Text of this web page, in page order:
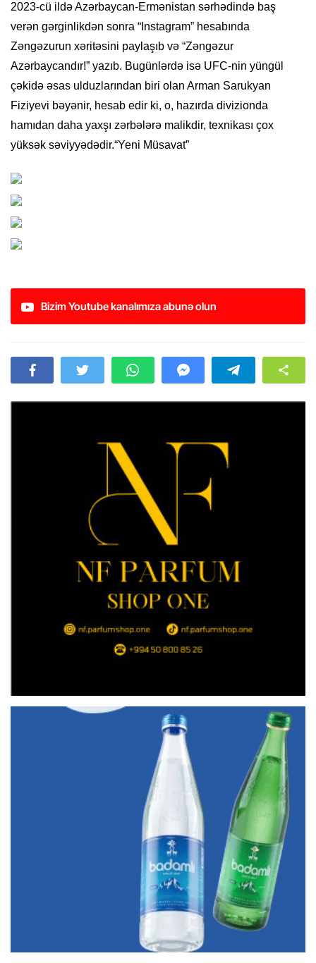
2023-cü ildə Azərbaycan-Ermənistan sərhədində baş
verən gərginlikdən sonra “Instagram” hesabında
Zəngəzurun xəritəsini paylaşıb və “Zəngəzur
Azərbaycandır!” yazıb. Bugünlərdə isə UFC-nin yüngül
çəkidə əsas ulduzlarından biri olan Arman Sarukyan
Fiziyevi bəyənir, hesab edir ki, o, hazırda divizionda
hamıdan daha yaxşı zərbələrə malikdir, texnikası çox
yüksək səviyyədədir.“Yeni Müsavat”
Bizim Youtube kanalımıza abunə olun